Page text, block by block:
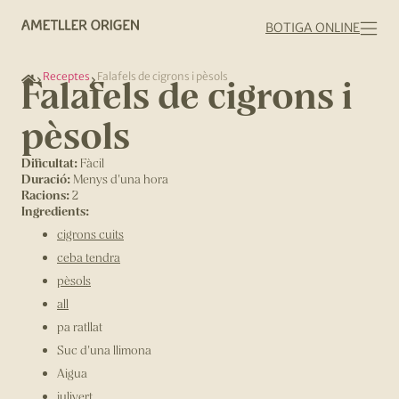
BOTIGA ONLINE
Receptes Falafels de cigrons i pèsols
Falafels de cigrons i
pèsols
Dificultat: Fàcil
Duració: Menys d'una hora
Racions:2
Ingredients:
cigrons cuits
ceba tendra
pèsols
all
pa ratllat
Suc d'una llimona
Aigua
julivert